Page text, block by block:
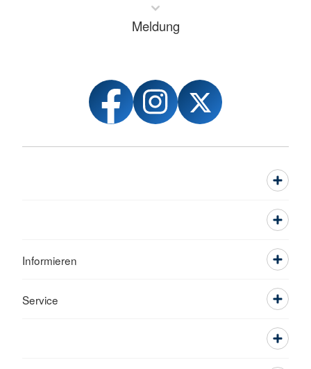
Meldung
Informieren
Service